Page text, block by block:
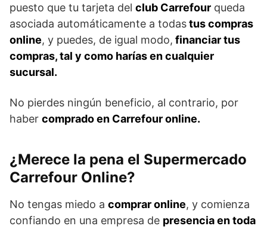
puesto que tu tarjeta del club Carrefour queda
asociada automáticamente a todastus compras
online, y puedes, de igual modo, financiar tus
compras, tal y como harías en cualquier
sucursal.
No pierdes ningún beneficio, al contrario, por
haber comprado en Carrefour online.
¿Merece la pena el Supermercado
Carrefour Online?
No tengas miedo a comprar online, y comienza
confiando en una empresa de presencia en toda